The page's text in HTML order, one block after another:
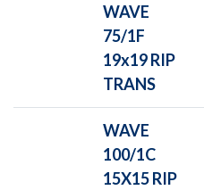
WAVE
75/1F
19x19 RIP
TRANS
WAVE
100/1C
15X15 RIP